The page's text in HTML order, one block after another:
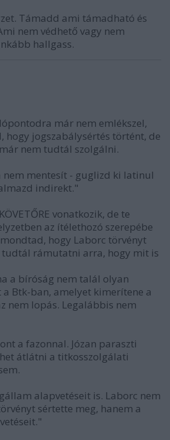
Támadd ami támadható és
nem védhető vagy nem
hallgass.
már nem emlékszel,
hogy jogszabálysértés történt, de
nem tudtál szolgálni.
nem mentesít - guglizd ki latinul
indirekt."
vonatkozik, de te
az ítélethozó szerepébe
hogy Laborc törvényt
tudtál rámutatni arra, hogy mit is
a bíróság nem talál olyan
Btk-ban, amelyet kimerítene a
nem lopás. Legalábbis nem
a fazonnal. Józan paraszti
átlátni a titkosszolgálati
alapvetéseit is. Laborc nem
sértette meg, hanem a